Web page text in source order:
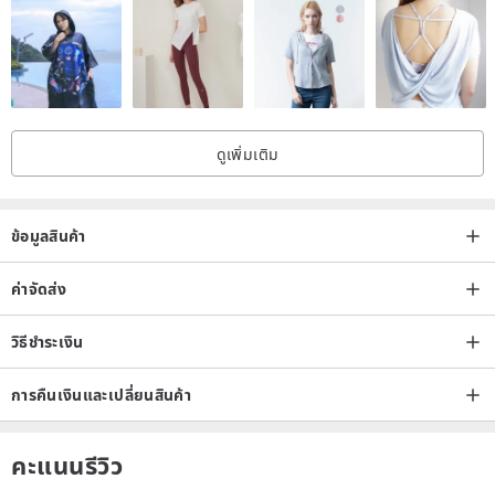
ดูเพิ่มเติม
ข้อมูลสินค้า
ค่าจัดส่ง
วิธีชำระเงิน
การคืนเงินและเปลี่ยนสินค้า
คะแนนรีวิว